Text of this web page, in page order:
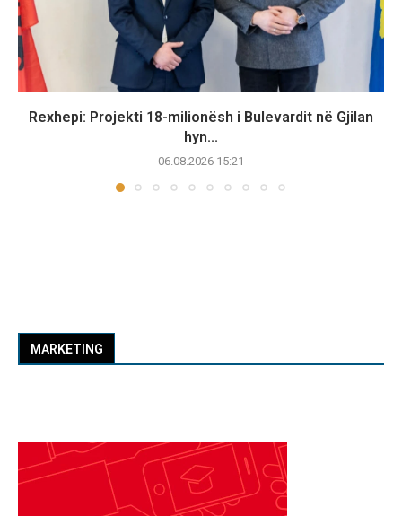
Rexhepi: Projekti 18-milionësh i Bulevardit në Gjilan
hyn...
06.08.2026 15:21
MARKETING